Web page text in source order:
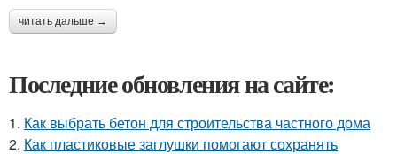
читать дальше →
Последние обновления на сайте:
1. Как выбрать бетон для строительства частного дома
2. Как пластиковые заглушки помогают сохранять